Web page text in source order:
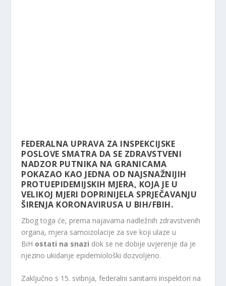
FEDERALNA UPRAVA ZA INSPEKCIJSKE
POSLOVE SMATRA DA SE ZDRAVSTVENI
NADZOR PUTNIKA NA GRANICAMA
POKAZAO KAO JEDNA OD NAJSNAŽNIJIH
PROTUEPIDEMIJSKIH MJERA, KOJA JE U
VELIKOJ MJERI DOPRINIJELA SPRJEČAVANJU
ŠIRENJA KORONAVIRUSA U BIH/FBIH.
Zbog toga će, prema najavama nadležnih zdravstvenih
organa, mjera samoizolacije za sve koji ulaze u
BiH ostati na snazi dok se ne dobije uvjerenje da je
njezino ukidanje epidemiološki dozvoljeno.
Zaključno s 15. svibnja, federalni sanitarni inspektori na